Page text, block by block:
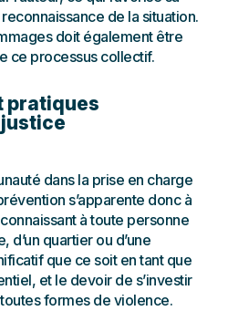
de la situation.
doit également être
ce processus collectif.
pratiques
dans la prise en charge
s’apparente donc à
à toute personne
d’un quartier ou d’une
que ce soit en tant que
et le devoir de s’investir
formes de violence.